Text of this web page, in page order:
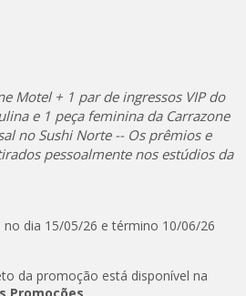
Motel + 1 par de ingressos VIP do
e 1 peça feminina da Carrazone
no Sushi Norte -- Os prêmios e
pessoalmente nos estúdios da
dia 15/05/26 e término 10/06/26
da promoção está disponível na